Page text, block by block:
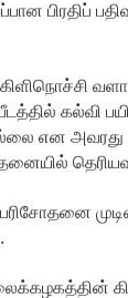
பிரதிப்
கல்வி
என அவரது